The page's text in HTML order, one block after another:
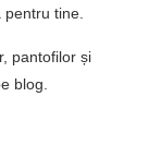
tine.
pantofilor și
blog.